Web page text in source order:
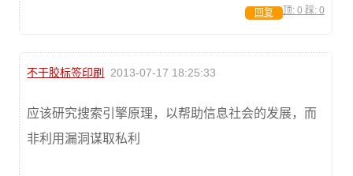
顶: 0 踩: 0
回复
不干胶标签印刷 2013-07-17 18:25:33
应该研究搜索引擎原理，以帮助信息社会的发展，而
非利用漏洞谋取私利